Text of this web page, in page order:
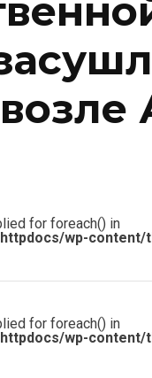
for foreach() in
wp-content/
for foreach() in
wp-content/